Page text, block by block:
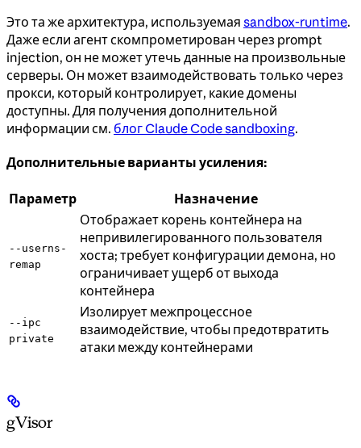
Это та же архитектура, используемая sandbox-runtime.
Даже если агент скомпрометирован через prompt
injection, он не может утечь данные на произвольные
серверы. Он может взаимодействовать только через
прокси, который контролирует, какие домены
доступны. Для получения дополнительной
информации см. блог Claude Code sandboxing.
Дополнительные варианты усиления:
Параметр Назначение
--userns-
remap
Отображает корень контейнера на
непривилегированного пользователя
хоста; требует конфигурации демона, но
ограничивает ущерб от выхода
контейнера
--ipc
private
Изолирует межпроцессное
взаимодействие, чтобы предотвратить
атаки между контейнерами
gVisor